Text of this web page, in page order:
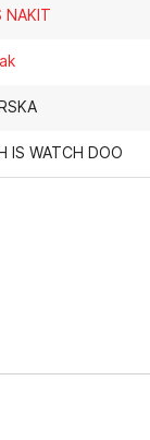
NAKIT
IS WATCH DOO